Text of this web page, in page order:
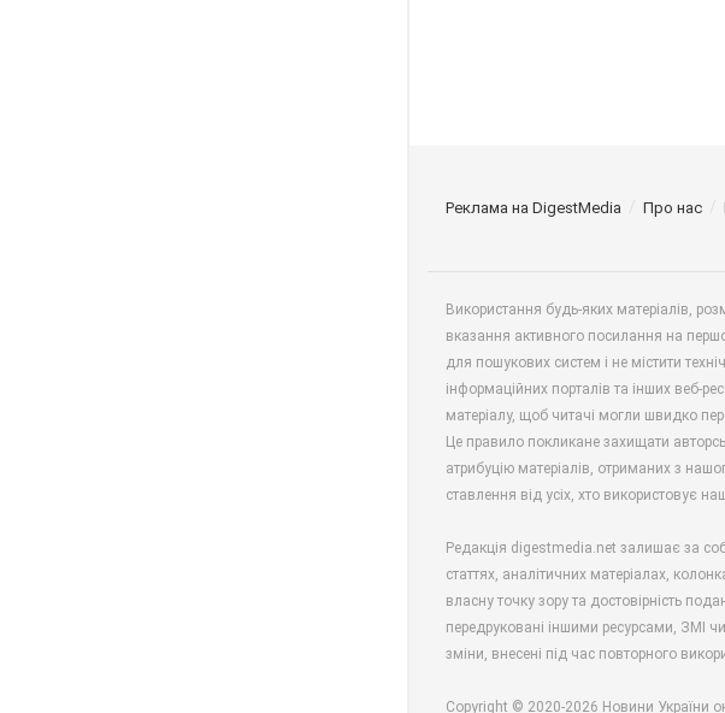
Реклама на DigestMedia Про нас
Використання будь-яких матеріалів,
вказання активного посилання на
для пошукових систем і не містити
інформаційних порталів та інших веб-
матеріалу, щоб читачі могли швидко
Це правило покликане захищати
атрибуцію матеріалів, отриманих з
ставлення від усіх, хто використовує
Редакція digestmedia.net залишає за
статтях, аналітичних матеріалах,
власну точку зору та достовірність
передруковані іншими ресурсами, ЗМІ
зміни, внесені під час повторного
Copyright © 2020-2026 Новини України